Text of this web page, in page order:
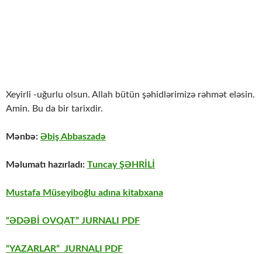
Xeyirli -uğurlu olsun. Allah bütün şəhidlərimizə rəhmət eləsin.
Amin. Bu da bir tarixdir.
Mənbə: Əbiş Abbaszadə
Məlumatı hazırladı: Tuncay ŞƏHRİLİ
Mustafa Müseyiboğlu adına kitabxana
“ƏDƏBİ OVQAT” JURNALI PDF
“YAZARLAR” JURNALI PDF